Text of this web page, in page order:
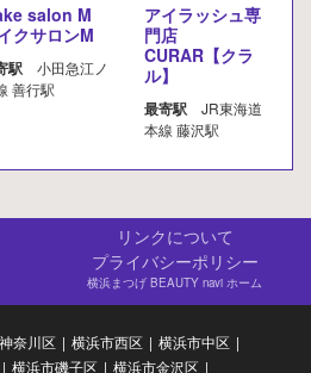
salon M
クサロンM
駅
小田急江ノ
善行駅
アイラッシュ専
門店
CURAR【クラ
ル】
最寄駅
JR東海道
本線 藤沢駅
リンクについて
プライバシーポリシー
横浜まつげ BEAUTY navi ホーム
奈川区 横浜市西区
横浜市中区
横浜市磯子区 横浜市金沢区